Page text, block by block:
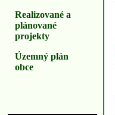
Realizované a
plánované
projekty
Územný plán
obce